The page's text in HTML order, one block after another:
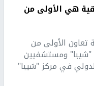
هي الأولى من
تعاون الأولى من
"شيبا" ومستشفيين
في مركز "شيبا"